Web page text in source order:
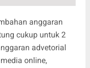
anggaran
cukup untuk 2
advetorial
online,